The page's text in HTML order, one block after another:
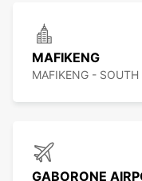
MAFIKENG
MAFIKENG - SOUTH
GABORONE